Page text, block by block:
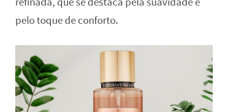
pelo toque de conforto.